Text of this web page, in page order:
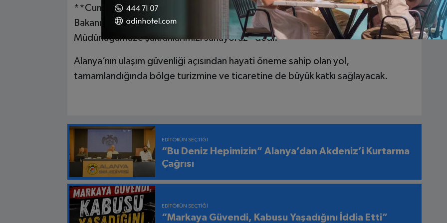
**Cumhurbaşkanımıza, Ulaştırma Bakanımıza, Valimize, önceki dönem Dışişleri
Bakanımız ve Antalya Milletvekilimiz Mevlüt Çavuşoğlu’na ve Karayolları Genel
Müdürlüğümüze şükranlarımızı sunuyoruz” dedi.
Alanya’nın ulaşım güvenliği açısından hayati öneme sahip olan yol,
tamamlandığında bölge turizmine ve ticaretine de büyük katkı sağlayacak.
EDITÖRÜN SEÇTIĞI
“Bu Deniz Hepimizin” Alanya’dan Akdeniz’i Kurtarma
Çağrısı
EDITÖRÜN SEÇTIĞI
“Markaya Güvendi, Kabusu Yaşadığını İddia Etti”